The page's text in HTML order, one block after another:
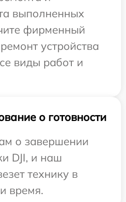
выполненных
фирменный
устройства
виды работ и
о готовности
о завершении
DJI, и наш
технику в
время.